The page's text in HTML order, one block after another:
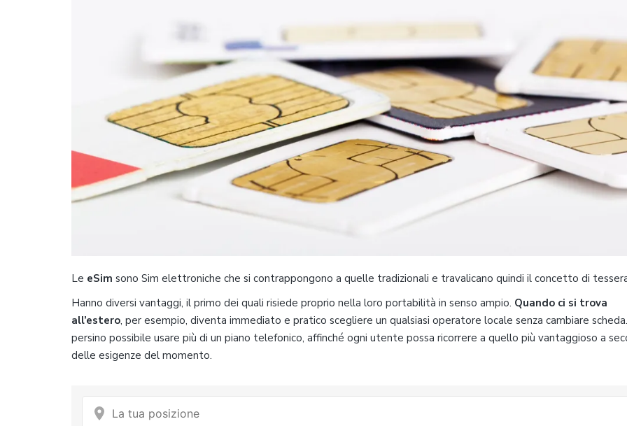
Le eSim sono Sim elettroniche che si contrappongono a quelle tradizionali e travalicano quindi il concetto di
Hanno diversi vantaggi, il primo dei quali risiede proprio nella loro portabilità in senso ampio. Quando ci si trova
all’estero, per esempio, diventa immediato e pratico scegliere un qualsiasi operatore locale senza cambiare
persino possibile usare più di un piano telefonico, affinché ogni utente possa ricorrere a quello più vantaggioso a
delle esigenze del momento.